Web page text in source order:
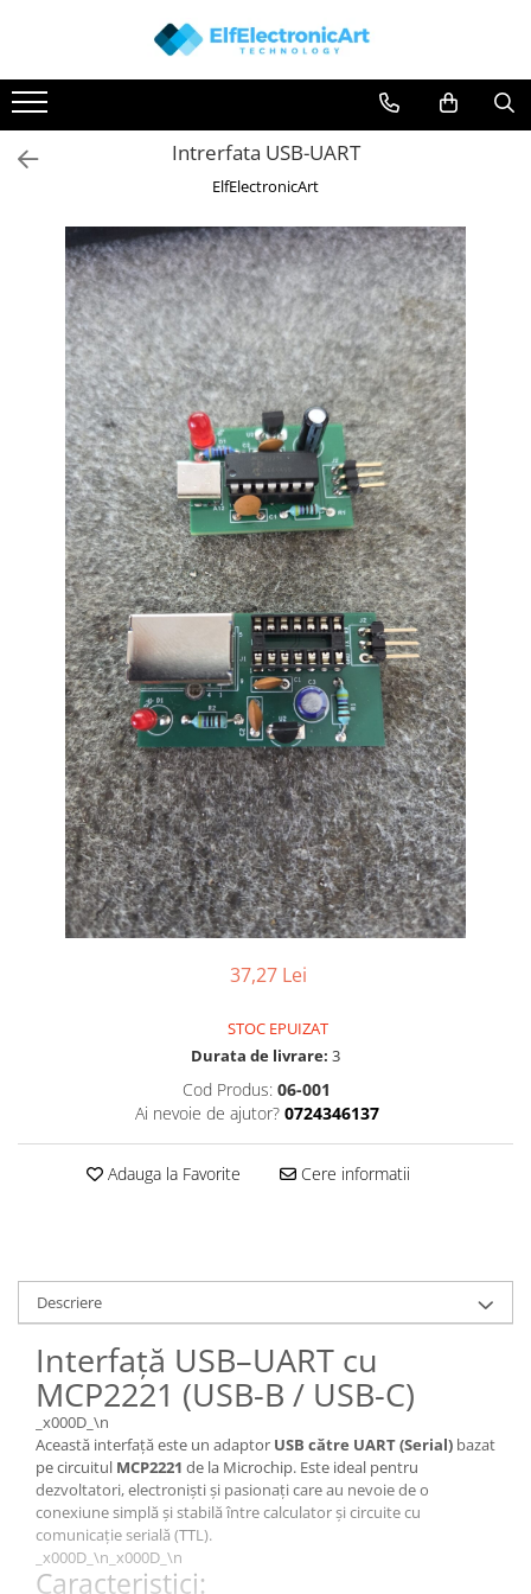
Toate Produsele
Audio
Auto
Instrumente de masura si control
Multimetre Digitale
Scule Atelier
Surse de alimentare
Termometre
Testere
Osciloscoape
Accesorii
Osciloscoape AXIOMET
Osciloscoape B&K PRECISION
Osciloscoape FLUKE
Osciloscoape GW INSTEK
Osciloscoape HANTEK
Osciloscoape KEYSIGHT
Osciloscoape OWON
Osciloscoape Peaktech
Osciloscoape ROHDE & SCHWARZ
Osciloscoape TELEDYNE LECROY
Osciloscoape UNI-T
Intrerfata USB-UART
ElfElectronicArt
37,27 Lei
STOC EPUIZAT
Durata de livrare: 3
Cod Produs: 06-001
Ai nevoie de ajutor? 0724346137
Adauga la Favorite Cere informatii
Descriere
Interfață USB–UART cu
MCP2221 (USB-B / USB-C)
_x000D_\n
Această interfață este un adaptor USB către UART (Serial) bazat
pe circuitul MCP2221 de la Microchip. Este ideal pentru
dezvoltatori, electroniști și pasionați care au nevoie de o
conexiune simplă și stabilă între calculator și circuite cu
comunicație serială (TTL).
_x000D_\n_x000D_\n
Caracteristici: